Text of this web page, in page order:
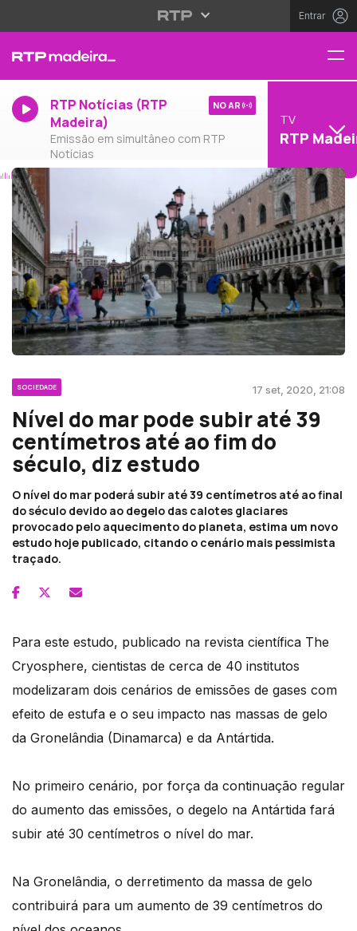
Entrar
RTP Notícias (RTP
Madeira)
Emissão em simultâneo com RTP
Notícias
NO AR
TV
RTP
SOCIEDADE 17 set, 2020, 21:08
Nível do mar pode subir até 39
centímetros até ao fim do
século, diz estudo
O nível do mar poderá subir até 39 centímetros até ao final
do século devido ao degelo das calotes glaciares
provocado pelo aquecimento do planeta, estima um novo
estudo hoje publicado, citando o cenário mais pessimista
traçado.
Para este estudo, publicado na revista científica The
Cryosphere, cientistas de cerca de 40 institutos
modelizaram dois cenários de emissões de gases com
efeito de estufa e o seu impacto nas massas de gelo
da Gronelândia (Dinamarca) e da Antártida.
No primeiro cenário, por força da continuação regular
do aumento das emissões, o degelo na Antártida fará
subir até 30 centímetros o nível do mar.
Na Gronelândia, o derretimento da massa de gelo
contribuirá para um aumento de 39 centímetros do